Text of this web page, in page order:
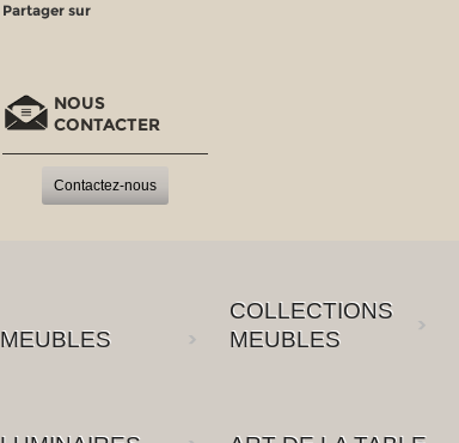
Partager sur
NOUS
CONTACTER
Contactez-nous
MEUBLES
COLLECTIONS
MEUBLES